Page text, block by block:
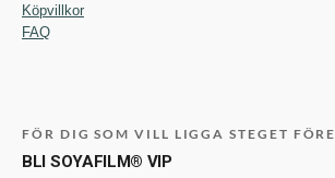
Köpvillkor
FAQ
FÖR DIG SOM VILL LIGGA STEGET FÖRE
BLI SOYAFILM® VIP